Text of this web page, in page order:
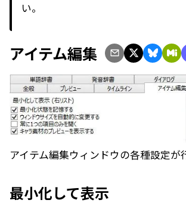
い。
アイテム編集
アイテム編集ウィンドウの各種設定が
最小化して表示